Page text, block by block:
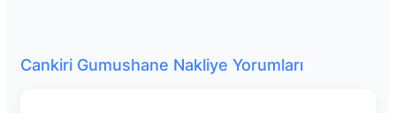
Cankiri Gumushane Nakliye Yorumları